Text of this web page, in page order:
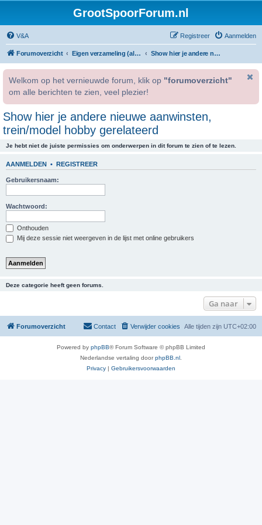
GrootSpoorForum.nl
V&A Aanmelden
Registreer
Forumoverzicht Eigen verzameling (alleen voor geregistreerde gebruikers). Show hier je andere nieuwe aanwinsten, trein/model hobby gerelateerd
Welkom op het vernieuwde forum, klik op "forumoverzicht"
om alle berichten te zien, veel plezier!
Show hier je andere nieuwe aanwinsten,
trein/model hobby gerelateerd
Je hebt niet de juiste permissies om onderwerpen in dit forum te zien of te lezen.
AANMELDEN • REGISTREER
Gebruikersnaam:
Wachtwoord:
Onthouden
Mij deze sessie niet weergeven in de lijst met online gebruikers
Deze categorie heeft geen forums.
Ga naar
Forumoverzicht Alle tijden zijn UTC+02:00
Verwijder cookies
Contact
Powered by phpBB® Forum Software © phpBB Limited
Nederlandse vertaling doorphpBB.nl
Privacy | Gebruikersvoorwaarden